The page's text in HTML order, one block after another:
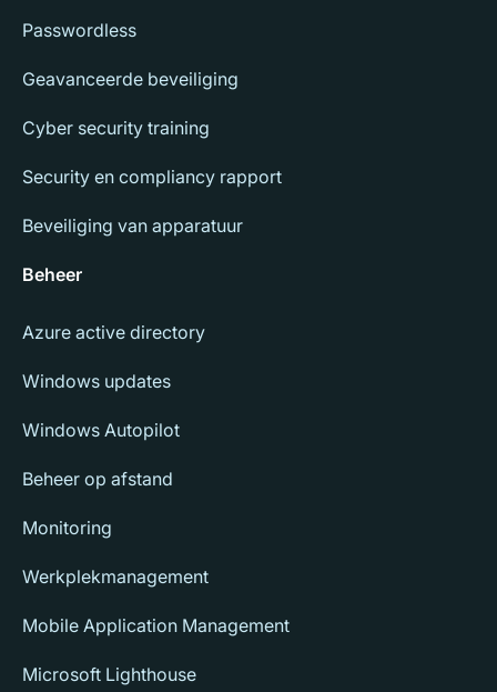
Passwordless
Geavanceerde beveiliging
Cyber security training
Security en compliancy rapport
Beveiliging van apparatuur
Beheer
Azure active directory
Windows updates
Windows Autopilot
Beheer op afstand
Monitoring
Werkplekmanagement
Mobile Application Management
Microsoft Lighthouse